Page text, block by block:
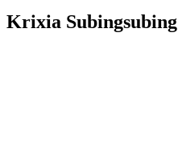
Krixia Subingsubing